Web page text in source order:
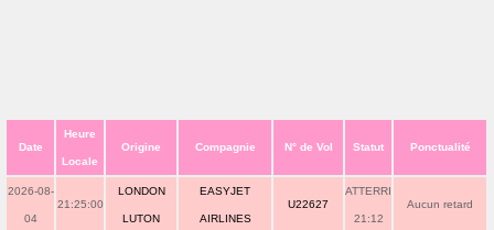
Date
Heure
Locale
Origine Compagnie N° de Vol Statut Ponctualité
2026-08-
04
21:25:00
LONDON
LUTON
EASYJET
AIRLINES
U22627
ATTERRI
21:12
Aucun retard